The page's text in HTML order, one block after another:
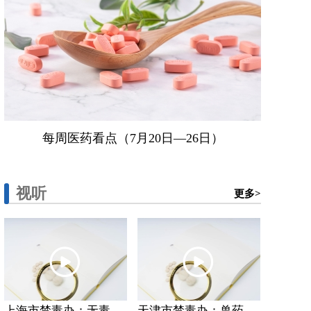
每周医药看点（7月20日—26日）
视听 更多>